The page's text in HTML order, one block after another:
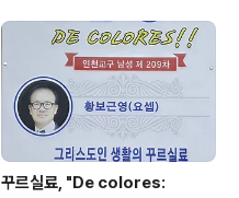
꾸르실료, "De colores: